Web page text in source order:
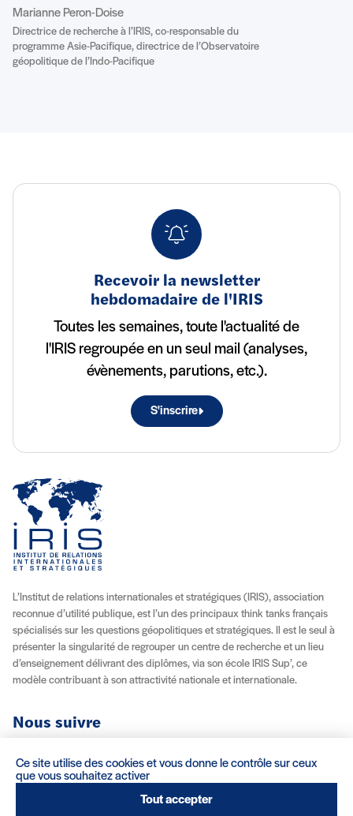
Marianne Peron-Doise
Directrice de recherche à l’IRIS, co-responsable du
programme Asie-Pacifique, directrice de l’Observatoire
géopolitique de l’Indo-Pacifique
Recevoir la newsletter
hebdomadaire de l'IRIS
Toutes les semaines, toute l'actualité de
l'IRIS regroupée en un seul mail (analyses,
évènements, parutions, etc.).
S'inscrire
L’Institut de relations internationales et stratégiques (IRIS), association
reconnue d’utilité publique, est l’un des principaux think tanks français
spécialisés sur les questions géopolitiques et stratégiques. Il est le seul à
présenter la singularité de regrouper un centre de recherche et un lieu
d’enseignement délivrant des diplômes, via son école IRIS Sup’, ce
modèle contribuant à son attractivité nationale et internationale.
Nous suivre
YoutubeInstagramFacebookX (Twitter)
LinkedinFlux RSS
À propos
Recrutement Locations Contact
Ce site utilise des cookies et vous donne le contrôle sur ceux
que vous souhaitez activer
Tout accepter